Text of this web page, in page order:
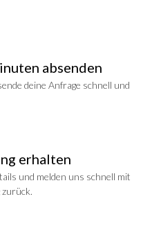
absenden
deine Anfrage schnell und
erhalten
und melden uns schnell mit